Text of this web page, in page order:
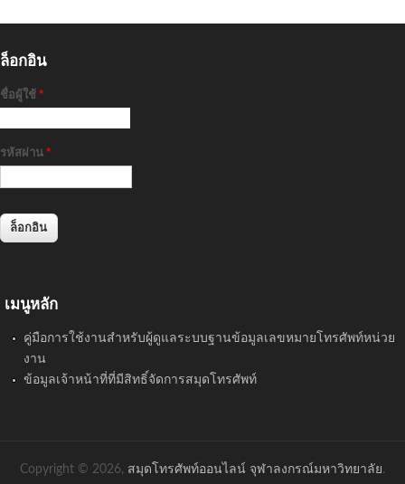
ล็อกอิน
ชื่อผู้ใช้ *
รหัสผ่าน *
เมนูหลัก
คู่มือการใช้งานสำหรับผู้ดูแลระบบฐานข้อมูลเลขหมายโทรศัพท์หน่วย
งาน
ข้อมูลเจ้าหน้าที่ที่มีสิทธิ์จัดการสมุดโทรศัพท์
Copyright © 2026, สมุดโทรศัพท์ออนไลน์ จุฬาลงกรณ์มหาวิทยาลัย.